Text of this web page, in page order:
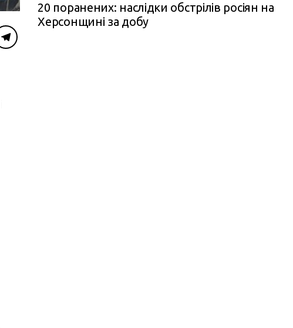
20 поранених: наслідки обстрілів росіян на
Херсонщині за добу